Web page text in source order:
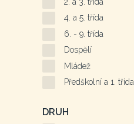
4. a 5. třída
6. - 9. třída
Dospělí
Mládež
Předškolní a 1. třída
DRUH